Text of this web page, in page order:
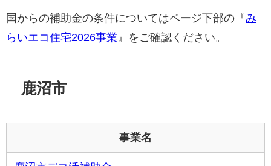
国からの補助金の条件についてはページ下部の『み
らいエコ住宅2026事業 』をご確認ください。
鹿沼市
事業名